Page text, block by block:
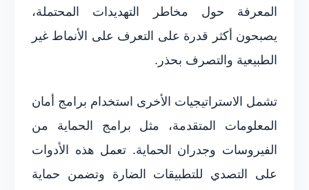
المعرفة حول مخاطر التهديدات المحتملة،
يصبحون أكثر قدرة على التعرف على الأنماط غير
الطبيعية والتصرف بحذر.
تشمل الاستراتيجيات الأخرى استخدام برامج أمان
المعلومات المتقدمة، مثل برامج الحماية من
الفيروسات وجدران الحماية. تعمل هذه الأدوات
على التصدي للتطبيقات الضارة وتضمن حماية